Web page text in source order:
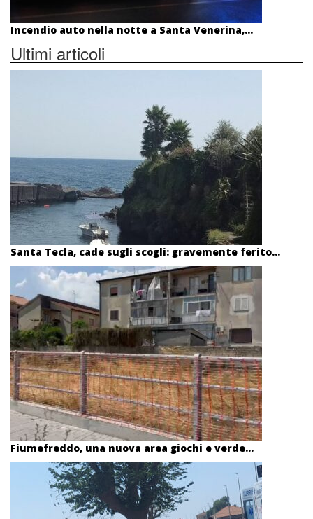
Incendio auto nella notte a Santa Venerina,...
Ultimi articoli
Santa Tecla, cade sugli scogli: gravemente ferito...
Fiumefreddo, una nuova area giochi e verde...